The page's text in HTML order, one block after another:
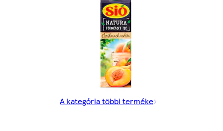
A kategória többi terméke